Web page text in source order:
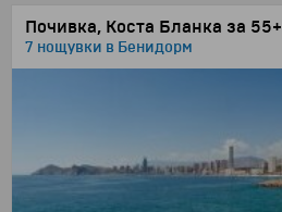
Почивка, Коста Бланка за 55+
7 нощувки в Бенидорм